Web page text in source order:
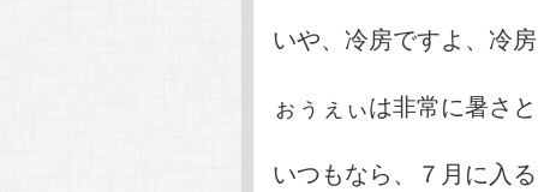
いや、冷房ですよ、冷
ぉぅぇぃは非常に暑さ
いつもなら、７月に入